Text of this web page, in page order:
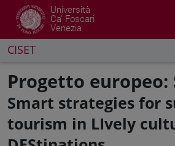
Università
Ca' Foscari
Venezia
CISET
Progetto europeo:
Smart strategies for
tourism in LIvely